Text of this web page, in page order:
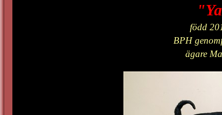
född
BPH
ägare